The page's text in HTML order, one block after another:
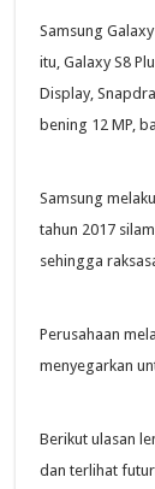
Samsung
itu, Galaxy S8
Display,
bening 12 MP,
Samsung
tahun 2017
sehingga
Perusahaan
menyegarkan
Berikut ulasan
dan terlihat